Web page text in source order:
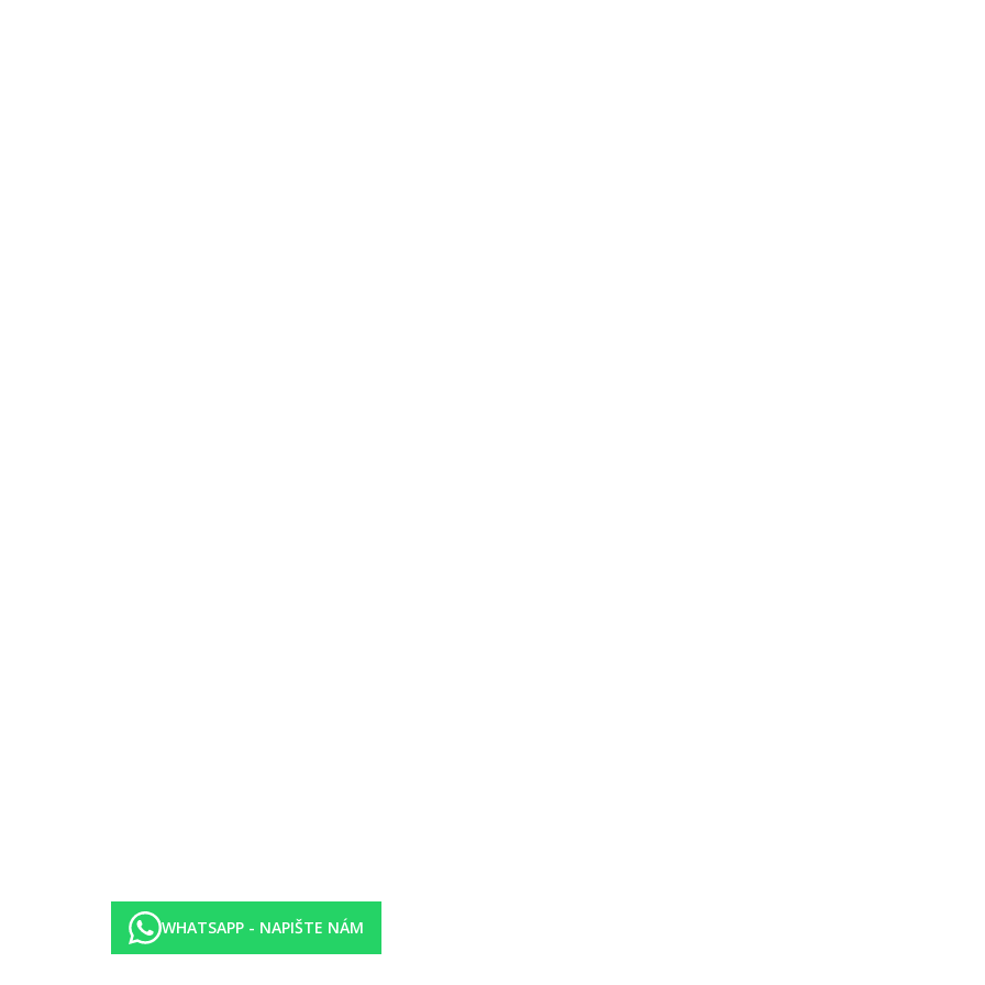
TV/sat., minibar (doplňován denně nealkoholickými nápoji), trezor (zdarma), set na přípravu kávy a čaje, balkon nebo terasa.
(zdarma).
v průběhu celého dne zdarma. Bar na pláži v rámci All Inclusive, lehátka a slunečníky zdarma.
volejbal, gymnastika.
zavedením případných hygienických či protiepidemických opatření v dané destinaci.
WHATSAPP - NAPIŠTE NÁM